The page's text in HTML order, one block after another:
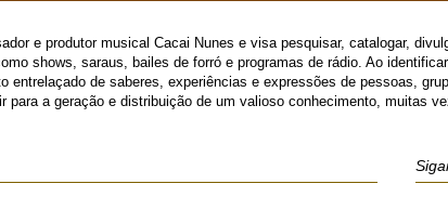
e produtor musical Cacai Nunes e visa pesquisar, catalogar,
shows, saraus, bailes de forró e programas de rádio. Ao
entrelaçado de saberes, experiências e expressões de pessoas,
a geração e distribuição de um valioso conhecimento, muitas